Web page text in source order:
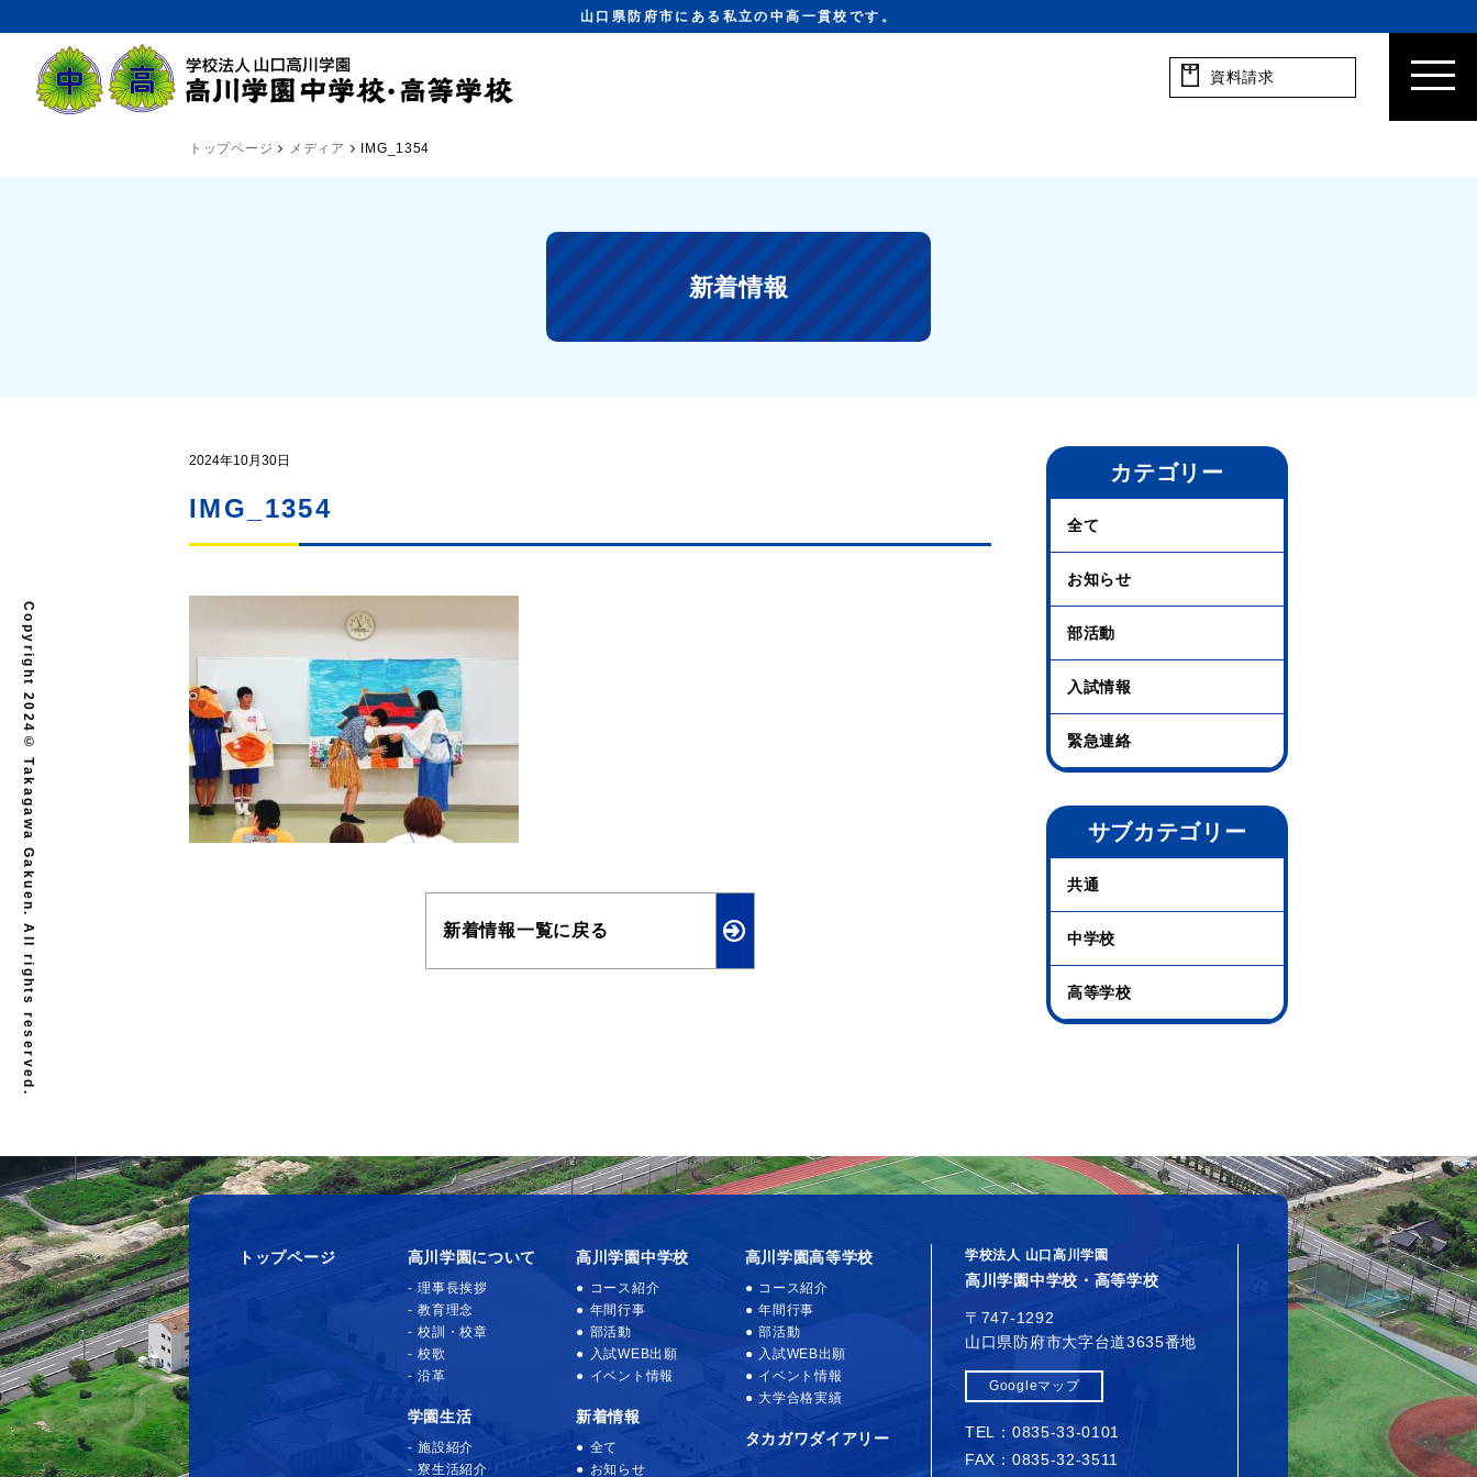
山口県防府市にある私立の中高一貫校です。
資料請求
トップページ メディア IMG_1354
新着情報
2024年10月30日
IMG_1354
新着情報一覧に戻る
カテゴリー
全て
お知らせ
部活動
入試情報
緊急連絡
サブカテゴリー
共通
中学校
高等学校
トップページ 高川学園について
理事長挨拶
教育理念
校訓・校章
校歌
沿革
学園生活
施設紹介
寮生活紹介
高川学園中学校
コース紹介
年間行事
部活動
入試WEB出願
イベント情報
新着情報
全て
お知らせ
高川学園高等学校
コース紹介
年間行事
部活動
入試WEB出願
イベント情報
大学合格実績
タカガワダイアリー
学校法人 山口高川学園
高川学園中学校・高等学校
〒747-1292
山口県防府市大字台道3635番地
Googleマップ
TEL：0835-33-0101
FAX：0835-32-3511
Copyright 2024© Takagawa Gakuen. All rights reserved.